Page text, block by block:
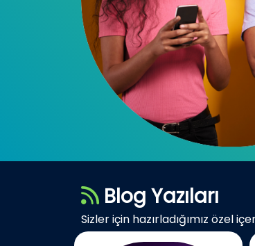
Blog Yazıları
Sizler için hazırladığımız özel